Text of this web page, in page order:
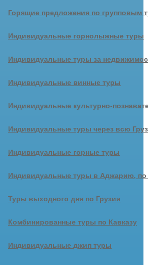
Горящие предложения по групповым
Индивидуальные горнолыжные туры
Индивидуальные туры за
Индивидуальные винные туры
Индивидуальные культурно-
Индивидуальные туры через всю
Индивидуальные горные туры
Индивидуальные туры в Аджарию,
Туры выходного дня по Грузии
Комбинированные туры по Кавказу
Индивидуальные джип туры